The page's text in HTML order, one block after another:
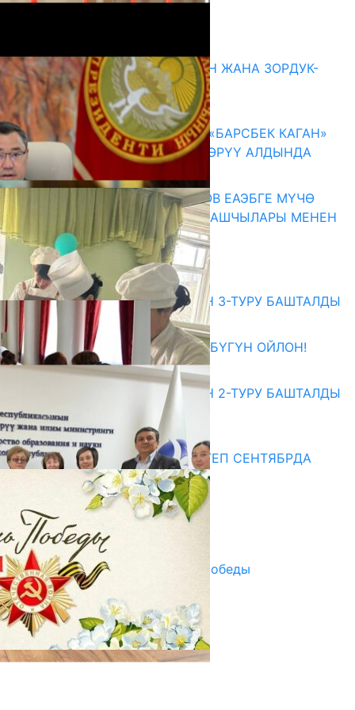
ГЕНДЕРДИК БАСМЫРЛООДОН ЖАНА ЗОРДУК-
ЗОМБУЛУКТАН КОРГОО
07.08.2026
КЫРГЫЗ ТАРЫХЫ ТАСМАДА: «БАРСБЕК КАГАН»
КӨРКӨМ ТАСМАСЫ ЖАРЫК КӨРҮҮ АЛДЫНДА
07.08.2026
ПРЕЗИДЕНТ САДЫР ЖАПАРОВ ЕАЭБГЕ МҮЧӨ
МАМЛЕКЕТТЕРДИН ӨКМӨТ БАШЧЫЛАРЫ МЕНЕН
ЖОЛУГУШТУ
07.08.2026
Абитуриент
ЖОЖДОРГО КАБЫЛ АЛУУНУН 3-ТУРУ БАШТАЛДЫ
27.07.2026
ӨЗҮҢДҮН КЕЛЕЧЕГИҢ ҮЧҮН БҮГҮН ОЙЛОН!
20.07.2026
ЖОЖДОРГО КАБЫЛ АЛУУНУН 2-ТУРУ БАШТАЛДЫ
20.07.2026
Медиа
СУЗАКТА 750 ОРУНДУУ МЕКТЕП СЕНТЯБРДА
ПАЙДАЛАНУУГА БЕРИЛЕТ
07.08.2025
Улуу Жеңиштин жандуу сөзү
29.04.2025
Награды в преддверии Дня Победы
29.04.2025